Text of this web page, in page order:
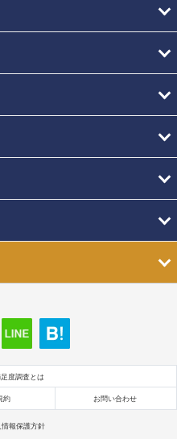
度調査とは
約 お問い合わせ
情報保護方針